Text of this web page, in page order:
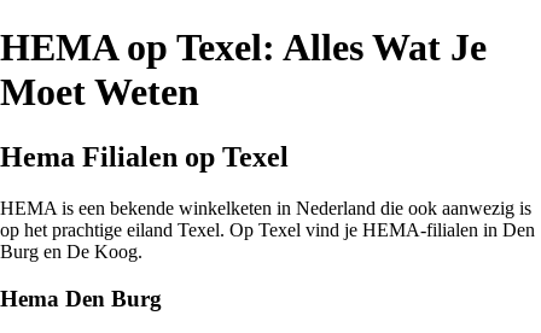
HEMA op Texel: Alles Wat Je
Moet Weten
Hema Filialen op Texel
HEMA is een bekende winkelketen in Nederland die ook aanwezig is
op het prachtige eiland Texel. Op Texel vind je HEMA-filialen in Den
Burg en De Koog.
Hema Den Burg